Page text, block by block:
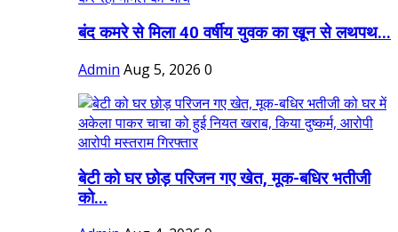
बंद कमरे से मिला 40 वर्षीय युवक का खून से लथपथ...
Admin Aug 5, 2026 0
बेटी को घर छोड़ परिजन गए खेत, मूक-बधिर भतीजी
को...